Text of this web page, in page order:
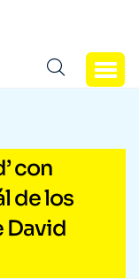
con
de los
David